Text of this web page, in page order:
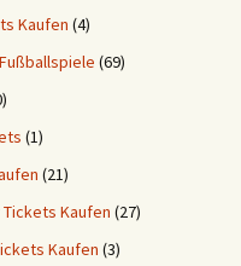
Kaufen (4)
(69)
(1)
(21)
Kaufen (27)
Kaufen (3)